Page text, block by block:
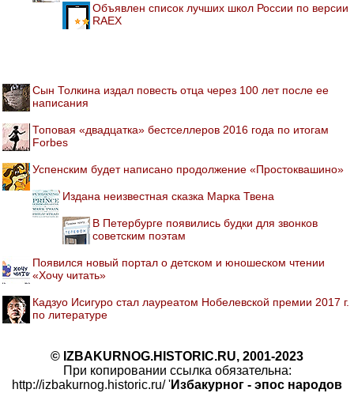
Объявлен список лучших школ России по версии
RAEX
Сын Толкина издал повесть отца через 100 лет после ее
написания
Топовая «двадцатка» бестселлеров 2016 года по итогам
Forbes
Успенским будет написано продолжение «Простоквашино»
Издана неизвестная сказка Марка Твена
В Петербурге появились будки для звонков
советским поэтам
Появился новый портал о детском и юношеском чтении
«Хочу читать»
Кадзуо Исигуро стал лауреатом Нобелевской премии 2017 г.
по литературе
© IZBAKURNOG.HISTORIC.RU, 2001-2023
При копировании ссылка обязательна:
http://izbakurnog.historic.ru/ 'Избакурног - эпос народов